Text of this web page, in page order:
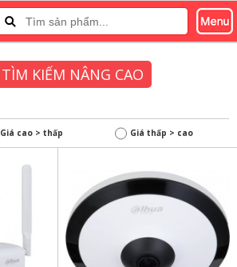
TÌM KIẾM NÂNG CAO
Giá cao > thấp Giá thấp > cao